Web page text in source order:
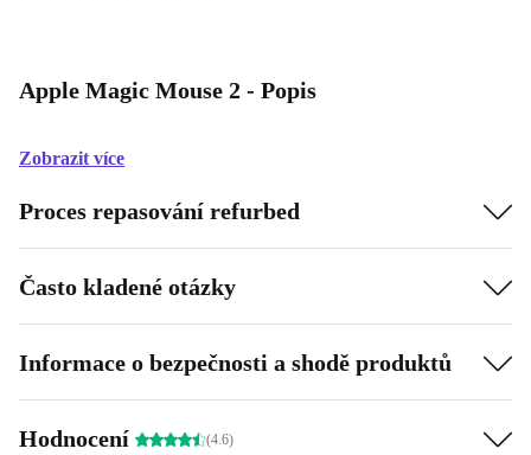
Apple Magic Mouse 2 - Popis
Zobrazit více
Proces repasování refurbed
Často kladené otázky
Informace o bezpečnosti a shodě produktů
Hodnocení (4.6)